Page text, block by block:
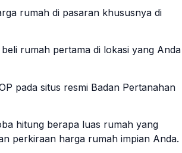
rumah di pasaran khususnya di
rumah pertama di lokasi yang Anda
pada situs resmi Badan Pertanahan
hitung berapa luas rumah yang
perkiraan harga rumah impian Anda.